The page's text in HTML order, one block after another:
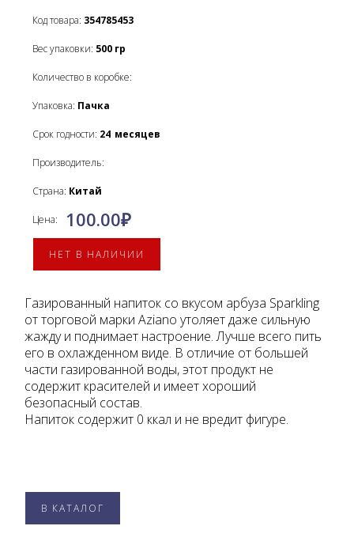
Код товара: 354785453
Вес упаковки: 500 гр
Количество в коробке:
Упаковка: Пачка
Срок годности: 24 месяцев
Производитель:
Страна: Китай
Цена: 100.00₽
НЕТ В НАЛИЧИИ
Газированный напиток со вкусом арбуза Sparkling
от торговой марки Aziano утоляет даже сильную
жажду и поднимает настроение. Лучше всего пить
его в охлажденном виде. В отличие от большей
части газированной воды, этот продукт не
содержит красителей и имеет хороший
безопасный состав.
Напиток содержит 0 ккал и не вредит фигуре.
В КАТАЛОГ